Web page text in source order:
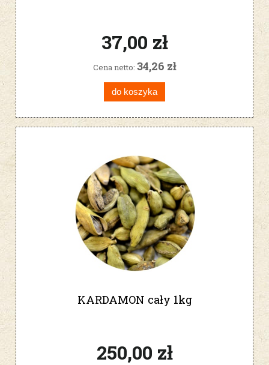
37,00 zł
Cena netto: 34,26 zł
do koszyka
KARDAMON cały 1kg
250,00 zł